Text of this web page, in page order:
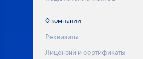
О компании
Реквизиты
Лицензии и сертификаты